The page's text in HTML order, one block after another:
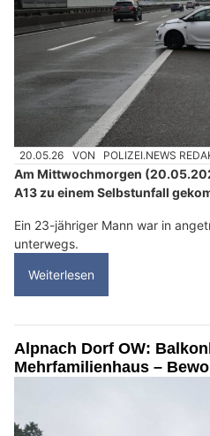
20.05.26 VON POLIZEI.NEWS
Am Mittwochmorgen
A13 zu einem Selbstunfall
Ein 23-jähriger Mann war in
unterwegs.
Weiterlesen
Alpnach Dorf OW:
Mehrfamilienhaus –